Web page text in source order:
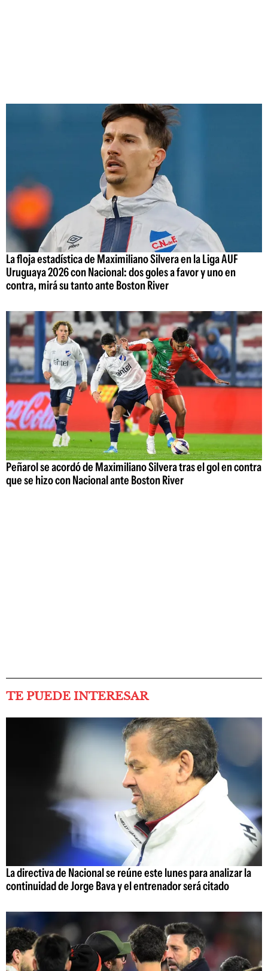
La floja estadística de Maximiliano Silvera en la Liga AUF
Uruguaya 2026 con Nacional: dos goles a favor y uno en
contra, mirá su tanto ante Boston River
Peñarol se acordó de Maximiliano Silvera tras el gol en contra
que se hizo con Nacional ante Boston River
TE PUEDE INTERESAR
La directiva de Nacional se reúne este lunes para analizar la
continuidad de Jorge Bava y el entrenador será citado